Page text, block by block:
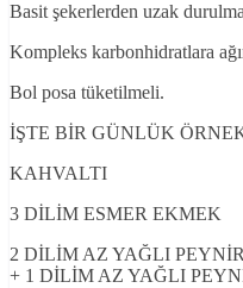
Basit şekerlerden uzak
Kompleks karbonhidratlara
Bol posa tüketilmeli.
İŞTE BİR GÜNLÜK
KAHVALTI
3 DİLİM ESMER EKMEK
2 DİLİM AZ YAĞLI
+ 1 DİLİM AZ YAĞLI